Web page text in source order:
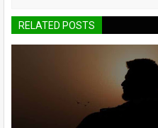
RELATED POSTS